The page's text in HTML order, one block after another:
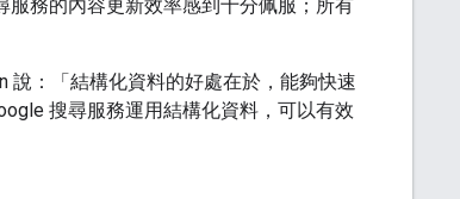
服務的內容更新效率感到十分佩服；所有
說：「結構化資料的好處在於，能夠快速
搜尋服務運用結構化資料，可以有效